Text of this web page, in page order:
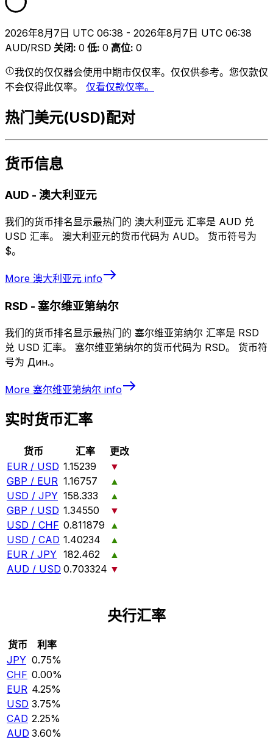
2026年8月7日 UTC 06:38 - 2026年8月7日 UTC 06:38
AUD/RSD 关闭: 0 低: 0 高位: 0
我仅的仅仅器会使用中期市仅仅率。仅仅供参考。您仅款仅
不会仅得此仅率。 仅看仅款仅率。
热门美元(USD)配对
货币信息
AUD - 澳大利亚元
我们的货币排名显示最热门的 澳大利亚元 汇率是 AUD 兑
USD 汇率。 澳大利亚元的货币代码为 AUD。 货币符号为
$。
More 澳大利亚元 info
RSD - 塞尔维亚第纳尔
我们的货币排名显示最热门的 塞尔维亚第纳尔 汇率是 RSD
兑 USD 汇率。 塞尔维亚第纳尔的货币代码为 RSD。 货币符
号为 Дин.。
More 塞尔维亚第纳尔 info
实时货币汇率
货币 汇率
更改
EUR / USD 1.15239
▼
GBP / EUR 1.16757
▲
USD / JPY 158.333
▲
GBP / USD 1.34550
▼
USD / CHF 0.811879 ▲
USD / CAD 1.40234
▲
EUR / JPY 182.462
▲
AUD / USD 0.703324 ▼
央行汇率
货币
利率
JPY 0.75%
CHF 0.00%
EUR 4.25%
USD 3.75%
CAD 2.25%
AUD 3.60%